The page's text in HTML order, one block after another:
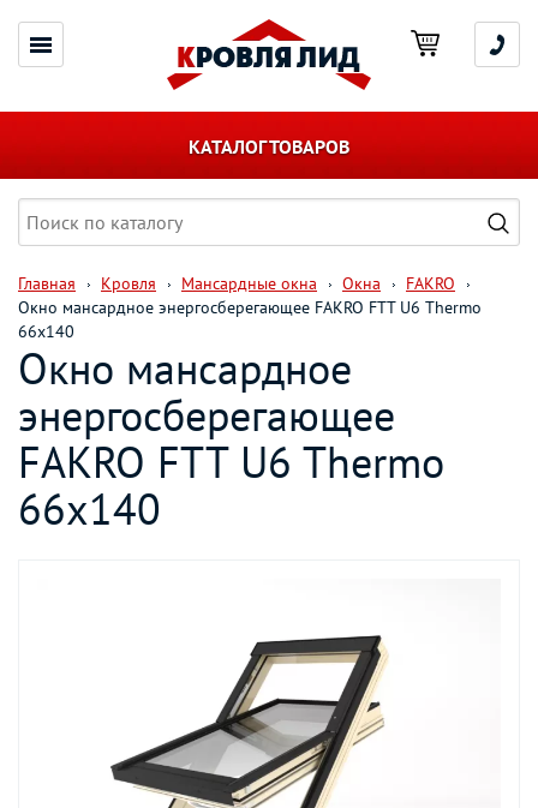
КАТАЛОГ ТОВАРОВ
Главная Кровля Мансардные окна Окна
FAKRO
Окно мансардное энергосберегающее FAKRO FTT U6 Thermo
66х140
Окно мансардное
энергосберегающее
FAKRO FTT U6 Thermo
66х140